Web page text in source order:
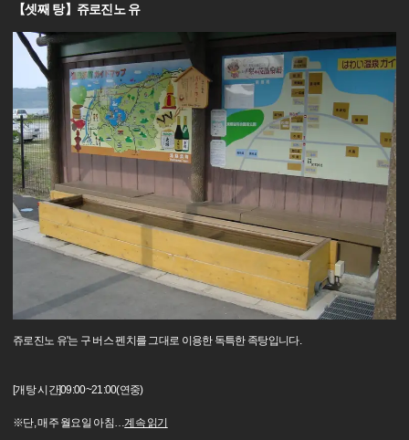
【셋째 탕】쥬로진노 유
쥬로진노 유'는 구 버스 펜치를 그대로 이용한 독특한 족탕입니다.
[개탕 시간]09:00~21:00(연중)
※단, 매주 월요일 아침…계속 읽기